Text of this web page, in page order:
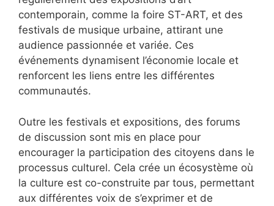
contemporain, comme la foire ST-ART, et des
festivals de musique urbaine, attirant une
audience passionnée et variée. Ces
événements dynamisent l’économie locale et
renforcent les liens entre les différentes
communautés.
Outre les festivals et expositions, des forums
de discussion sont mis en place pour
encourager la participation des citoyens dans le
processus culturel. Cela crée un écosystème où
la culture est co-construite par tous, permettant
aux différentes voix de s’exprimer et de